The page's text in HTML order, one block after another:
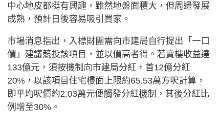
中心地皮都挺有興趣，雖然地盤面積大，但周邊發展
成熟，預計日後容易吸引買家。
市場消息指出，入標財團需向市建局自行提出「一口
價」建議競投該項目，並以價高者得。若賣樓收益達
133億元，須按機制向市建局分紅，首12億分紅
20%，以該項目住宅樓面上限約65.53萬方呎計算，
即平均呎價約2.03萬元便觸發分紅機制，其後分紅比
例增至30%。